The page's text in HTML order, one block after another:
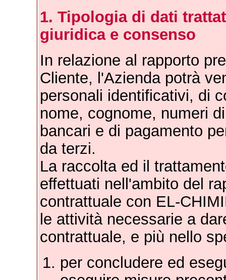
1. Tipologia di dati
giuridica e consenso
In relazione al rapporto
Cliente, l'Azienda potrà
personali identificativi, di
nome, cognome, numeri
bancari e di pagamento
da terzi.
La raccolta ed il
effettuati nell'ambito del
contrattuale con EL-
le attività necessarie a
contrattuale, e più nello
per concludere ed